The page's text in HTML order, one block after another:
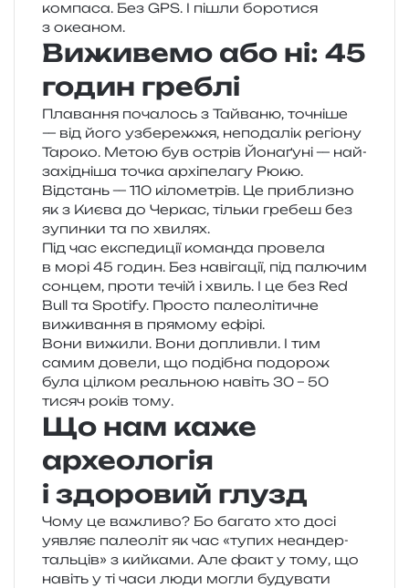
ком­па­са. Без GPS. І пішли боро­ти­ся
з океаном.
Виживемо або ні: 45
годин греблі
Плавання поча­лось з Тайваню, точні­ше
— від його узбе­реж­жя, непо­да­лік регіо­ну
Тароко. Метою був острів Йонаґуні — най­
за­хі­дні­ша точка архі­пе­ла­гу Рюкю.
Відстань — 110 кіло­ме­трів. Це при­бли­зно
як з Києва до Черкас, тіль­ки гре­беш без
зупин­ки та по хвилях.
Під час екс­пе­ди­ції коман­да про­ве­ла
в морі 45 годин. Без наві­га­ції, під палю­чим
сон­цем, проти течій і хвиль. І це без Red
Bull та Spotify. Просто палео­лі­ти­чне
вижи­ва­н­ня в пря­мо­му ефірі.
Вони вижи­ли. Вони доплив­ли. І тим
самим дове­ли, що поді­бна подо­рож
була ціл­ком реаль­ною навіть 30 – 50
тисяч років тому.
Що нам каже
археологія
і здоровий глузд
Чому це важли­во? Бо бага­то хто досі
уяв­ляє палео­літ як час «тупих неан­дер­
таль­ців» з кий­ка­ми. Але факт у тому, що
навіть у ті часи люди могли буду­ва­ти